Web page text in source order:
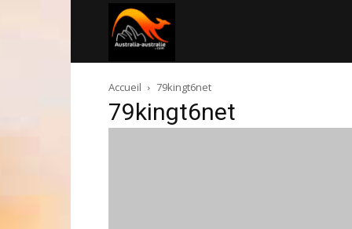
australie.com
Accueil 79kingt6net
79kingt6net